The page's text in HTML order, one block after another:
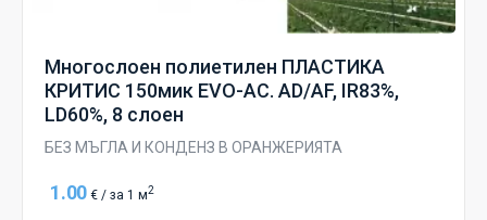
Многослоен полиетилен ПЛАСТИКА
КРИТИС 150мик EVO-AC. AD/AF, IR83%,
LD60%, 8 слоен
БЕЗ МЪГЛА И КОНДЕНЗ В ОРАНЖЕРИЯТА
1.00 € / за 1 м2